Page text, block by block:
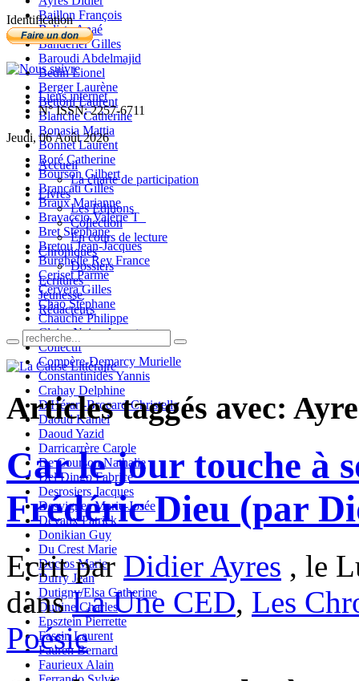
Baillon François
Balista Anaé
Banderier Gilles
Baroudi Abdelmajid
Bedin Lionel
Berger Laurène
Bettoni Laurent
Blanche Catherine
Bonasia Mattia
Bonnet Laurent
Boré Catherine
Bourson Gilbert
Brancati Gilles
Braux Marianne
Bravaccio Valérie T_
Bret Stéphane
Bretou Jean-Jacques
Burghelle Rey France
Ceriset Parme
Cervera Gilles
Chao Stéphane
Chauché Philippe
Claire-Neige Jaunet
Collectif
Compère-Demarcy Murielle
Constantinidès Yannis
Crahay Delphine
D'Hérart-Brocard Christelle
Daoud Kamel
Daoud Yazid
Darricarrère Carole
De Courson Nathalie
Del Dingo Fabrice
Desrosiers Jacques
Desvignes Marie-Josée
Devaux Patrick
Donikian Guy
Du Crest Marie
Duclos Marie
Durry Jean
Dutigny/Elsa Catherine
Duttine Charles
Epsztein Pierrette
Fassin Laurent
Fauren Bernard
Faurieux Alain
Identification
Liens internet
N° ISSN: 2257-6711
Jeudi, 06 Août 2026
Accueil
La charte de participation
Livres
Les Editions
Collection
En cours de lecture
Chroniques
Dossiers
Ecritures
Jeunesse
Rédacteurs
Articles taggés avec:
Car le jour touche à
Frédéric Dieu (par
Ecrit par Didier Ayres , le
dansLa Une CED, Les
Poésie